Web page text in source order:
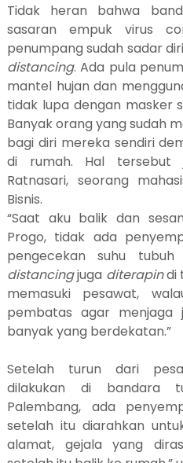
Tidak heran bahwa
sasaran empuk virus
penumpang sudah sadar
distancing. Ada pula
mantel hujan dan
tidak lupa dengan masker
Banyak orang yang sudah
bagi diri mereka sendiri
di rumah. Hal tersebut
Ratnasari, seorang
Bisnis.
“Saat aku balik dan
Progo, tidak ada
pengecekan suhu
distancingjuga diterapindi
memasuki pesawat,
pembatas agar menjaga
banyak yang berdekatan.”
Setelah turun dari
dilakukan di bandara
Palembang, ada
setelah itu diarahkan
alamat, gejala yang